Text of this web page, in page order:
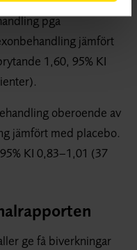
pga
jämfört
1,60, 95% KI
oberoende av
jämfört med placebo.
KI 0,83–1,01 (37
ge få biverkningar